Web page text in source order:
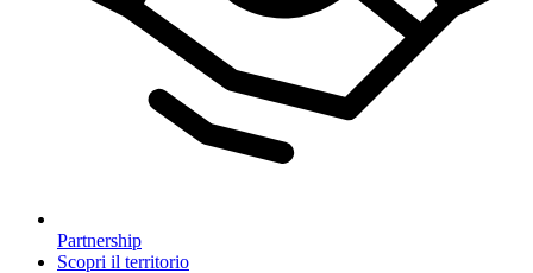
Partnership
Scopri il territorio